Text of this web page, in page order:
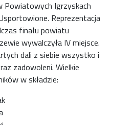
Powiatowych Igrzyskach
Reprezentacja
finału powiatu
wywalczyła IV miejsce.
dali z siebie wszystko i
zadowoleni. Wielkie
w składzie: